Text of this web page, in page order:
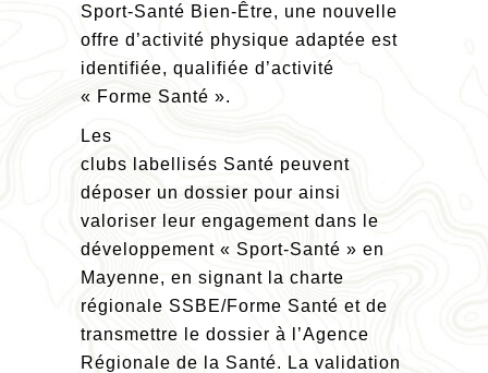
Sport-Santé Bien-Être, une nouvelle
offre d’activité physique adaptée est
identifiée, qualifiée d’activité
« Forme Santé ».
Les
clubs labellisés Santé peuvent
déposer un dossier pour ainsi
valoriser leur engagement dans le
développement « Sport-Santé » en
Mayenne, en signant la charte
régionale SSBE/Forme Santé et de
transmettre le dossier à l’Agence
Régionale de la Santé. La validation